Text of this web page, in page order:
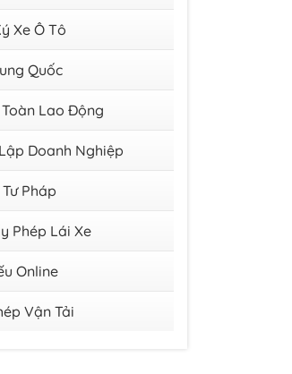
Liên Vận Việt - Lào
Vận Việt -
Xe Ô Tô
Quốc
Toàn Lao Động
Doanh Nghiệp
Pháp
Phép Lái Xe
Online
Vận Tải